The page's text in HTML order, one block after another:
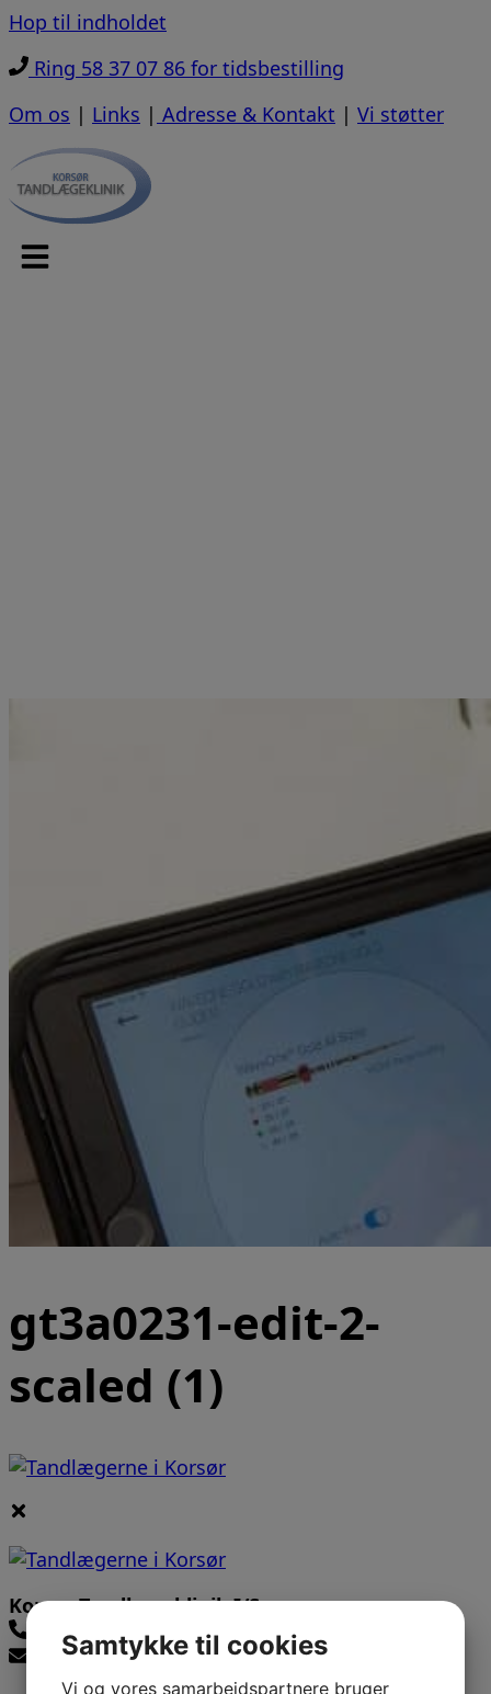
Hop til indholdet
Ring 58 37 07 86 for tidsbestilling
Om os | Links | Adresse & Kontakt | Vi støtter
gt3a0231-edit-2-
scaled (1)
Korsør Tandlægeklinik I/S
58 37 07 86
info@tandterne.dk
Samtykke til cookies
Vi og vores samarbejdspartnere bruger